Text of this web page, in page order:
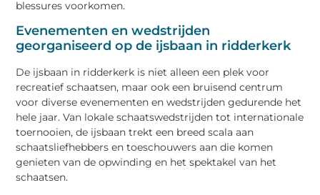
blessures voorkomen.
Evenementen en wedstrijden
georganiseerd op de ijsbaan in ridderkerk
De ijsbaan in ridderkerk is niet alleen een plek voor
recreatief schaatsen, maar ook een bruisend centrum
voor diverse evenementen en wedstrijden gedurende het
hele jaar. Van lokale schaatswedstrijden tot internationale
toernooien, de ijsbaan trekt een breed scala aan
schaatsliefhebbers en toeschouwers aan die komen
genieten van de opwinding en het spektakel van het
schaatsen.